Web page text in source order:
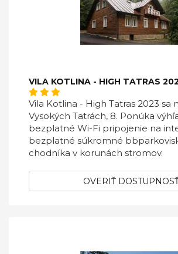
VILA KOTLINA - HIGH TATRAS
Vila Kotlina - High Tatras 2023 sa
Vysokých Tatrách, 8. Ponúka
bezplatné Wi-Fi pripojenie na
bezplatné súkromné
chodníka v korunách stromov.
OVERIŤ